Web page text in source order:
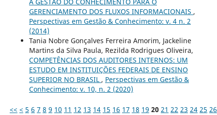
GERENCIAMENTO DOS FLUXOS INFORMACIONAIS ,
Perspectivas em Gestão & Conhecimento: v. 4 n. 2
(2014)
Tania Nobre Gonçalves Ferreira Amorim, Jackeline
Martins da Silva Paula, Rezilda Rodrigues Oliveira,
COMPETÊNCIAS DOS AUDITORES INTERNOS: UM
ESTUDO EM INSTITUIÇÕES FEDERAIS DE ENSINO
SUPERIOR NO BRASIL , Perspectivas em Gestão &
Conhecimento: v. 10, n. 2 (2020)
<< < 5 6 7 8 9 10 11 12 13 14 15 16 17 18 19 20 21 22 23 24 25 26